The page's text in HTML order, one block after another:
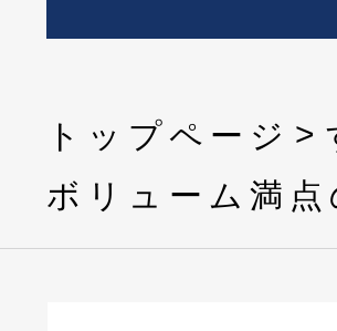
トップページ
ボリューム満点